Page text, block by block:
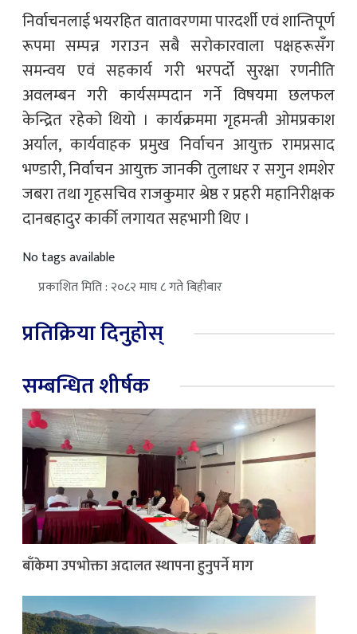
निर्वाचनलाई भयरहित वातावरणमा पारदर्शी एवं शान्तिपूर्ण
रूपमा सम्पन्न गराउन सबै सरोकारवाला पक्षहरूसँग
समन्वय एवं सहकार्य गरी भरपर्दो सुरक्षा रणनीति
अवलम्बन गरी कार्यसम्पदान गर्ने विषयमा छलफल
केन्द्रित रहेको थियो । कार्यक्रममा गृहमन्त्री ओमप्रकाश
अर्याल, कार्यवाहक प्रमुख निर्वाचन आयुक्त रामप्रसाद
भण्डारी, निर्वाचन आयुक्त जानकी तुलाधर र सगुन शमशेर
जबरा तथा गृहसचिव राजकुमार श्रेष्ठ र प्रहरी महानिरीक्षक
दानबहादुर कार्की लगायत सहभागी थिए ।
No tags available
प्रकाशित मिति : २०८२ माघ ८ गते बिहीबार
प्रतिक्रिया दिनुहोस्
सम्बन्धित शीर्षक
बाँकेमा उपभोक्ता अदालत स्थापना हुनुपर्ने माग